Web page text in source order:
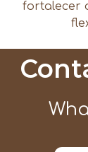
fortalecer